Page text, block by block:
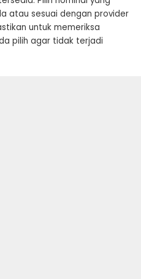
atau sesuai dengan provider
untuk memeriksa
pilih agar tidak terjadi